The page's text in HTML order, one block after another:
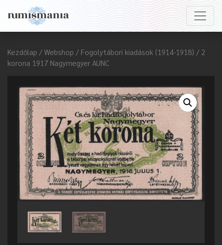
Kezdőlap / Webshop / Fogolytábori kiadások (1914-1918) / 2
korona 1917 Nagymegyer AUNC